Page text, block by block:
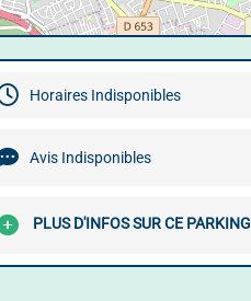
Horaires Indisponibles
Avis Indisponibles
PLUS D'INFOS SUR CE PARKING